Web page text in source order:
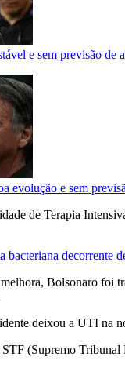
e sem previsão de
evolução e sem
de Terapia
bacteriana decorrente
melhora, Bolsonaro
deixou a UTI na
(Supremo